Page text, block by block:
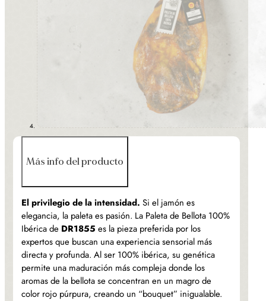
Más info del producto
El privilegio de la intensidad. Si el jamón es
elegancia, la paleta es pasión. La Paleta de Bellota 100%
Ibérica de DR1855 es la pieza preferida por los
expertos que buscan una experiencia sensorial más
directa y profunda. Al ser 100% ibérica, su genética
permite una maduración más compleja donde los
aromas de la bellota se concentran en un magro de
color rojo púrpura, creando un “bouquet” inigualable.